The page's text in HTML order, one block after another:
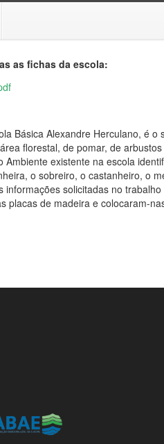
as fichas da escola:
Básica Alexandre Herculano, é
florestal, de pomar, de
Ambiente existente na escola
o sobreiro, o castanheiro, o
informações solicitadas no
placas de madeira e colocaram-